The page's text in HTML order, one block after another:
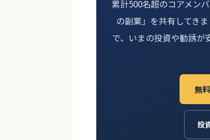
累計500名超のコアメン
の副業」を共有してき
で、いまの投資や勧誘が
無
投